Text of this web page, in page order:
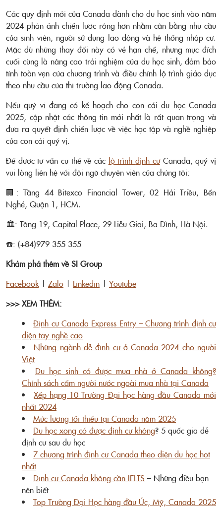
Các quy định mới của Canada dành cho du học sinh vào năm
2024 phản ánh chiến lược rộng hơn nhằm cân bằng nhu cầu
của sinh viên, người sử dụng lao động và hệ thống nhập cư.
Mặc dù những thay đổi này có vẻ hạn chế, nhưng mục đích
cuối cùng là nâng cao trải nghiệm của du học sinh, đảm bảo
tính toàn vẹn của chương trình và điều chỉnh lộ trình giáo dục
theo nhu cầu của thị trường lao động Canada.
Nếu quý vị đang có kế hoạch cho con cái du học Canada
2025, cập nhật các thông tin mới nhất là rất quan trọng và
đưa ra quyết định chiến lược về việc học tập và nghề nghiệp
của con cái quý vị.
Để được tư vấn cụ thể về các lộ trìnhđịnh cưCanada, quý vị
vui lòng liên hệ với đội ngũ chuyên viên của chúng tôi:
🏢: Tầng 44 Bitexco Financial Tower, 02 Hải Triều, Bến
Nghé, Quận 1, HCM.
🏛️: Tầng 19, Capital Place, 29 Liễu Giai, Ba Đình, Hà Nội.
☎️: (+84)979 355 355
Khám phá thêm về SI Group
Facebook | Zalo | Linkedin | Youtube
>>> XEM THÊM:
Định cư Canada Express Entry – Chương trình định cư
diện tay nghề cao
Những ngành dễ định cư ở Canada 2024 cho người
Việt
Du học sinh có được mua nhà ở Canada không?
Chính sách cấm người nước ngoài mua nhà tại Canada
Xếp hạng 10 Trường Đại học hàng đầu Canada mới
nhất 2024
Mức lương tối thiểu tại Canada năm 2025
Du học xong có được định cư không? 5 quốc gia dễ
định cư sau du học
7 chương trình định cư Canada theo diện du học hot
nhất
Định cư Canada không cần IELTS – Những điều bạn
nên biết
Top Trường Đại Học hàng đầu Úc, Mỹ, Canada 2025